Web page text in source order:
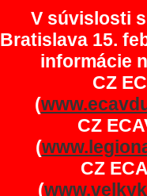
V súvislosti
Bratislava 15.
informácie
CZ
(
CZ
(
CZ
(